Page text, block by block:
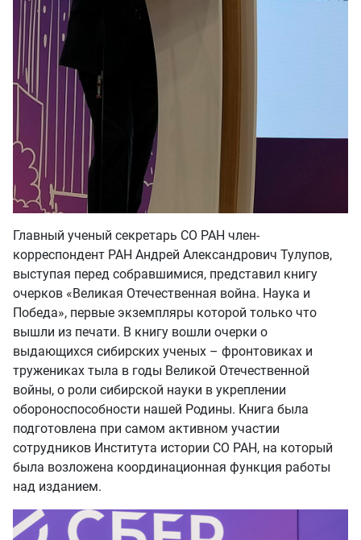
Главный ученый секретарь СО РАН член-
корреспондент РАН Андрей Александрович Тулупов,
выступая перед собравшимися, представил книгу
очерков «Великая Отечественная война. Наука и
Победа», первые экземпляры которой только что
вышли из печати. В книгу вошли очерки о
выдающихся сибирских ученых – фронтовиках и
тружениках тыла в годы Великой Отечественной
войны, о роли сибирской науки в укреплении
обороноспособности нашей Родины. Книга была
подготовлена при самом активном участии
сотрудников Института истории СО РАН, на который
была возложена координационная функция работы
над изданием.